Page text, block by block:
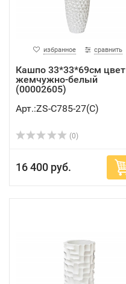
избранное сравнить
Кашпо 33*33*69см цвет
жемчужно-белый
(00002605)
Арт.:ZS-C785-27(C)
(0)
16 400 руб.